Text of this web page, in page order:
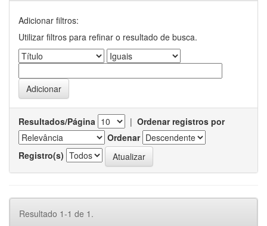
Adicionar filtros:
Utilizar filtros para refinar o resultado de busca.
Resultados/Página | Ordenar registros por
Ordenar
Registro(s)
Resultado 1-1 de 1.